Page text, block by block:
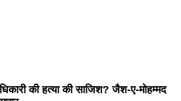
की हत्या की साजिश? जैश-ए-मोहम्मद